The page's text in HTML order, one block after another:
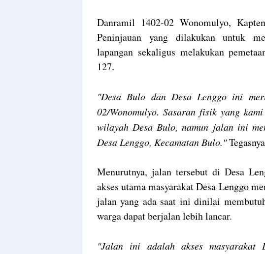
Danramil 1402-02 Wonomulyo,
Peninjauan yang dilakukan untuk
lapangan sekaligus melakukan
127.
"Desa Bulo dan Desa Lenggo ini
02/Wonomulyo. Sasaran fisik yang
wilayah Desa Bulo, namun jalan ini
Desa Lenggo, Kecamatan Bulo."
Menurutnya, jalan tersebut di Desa
akses utama masyarakat Desa Lenggo
jalan yang ada saat ini dinilai
warga dapat berjalan lebih lancar.
"Jalan ini adalah akses masyarakat